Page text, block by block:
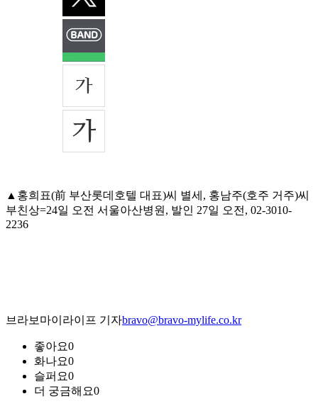
▲홍희표(前 부산롯데호텔 대표)씨 별세, 홍남주(호주 거주)씨
부친상=24일 오전 서울아산병원, 발인 27일 오전, 02-3010-
2236
브라보마이라이프 기자bravo@bravo-mylife.co.kr
좋아요0
화나요0
슬퍼요0
더 궁금해요0